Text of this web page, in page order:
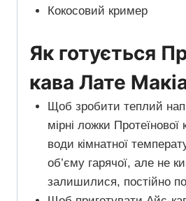
Кокосовий кример
Як готується
кава Лате
Щоб зробити теплий
мірні ложки Протеїнової
води кімнатної
об’єму гарячої, але не
залишилися, постійно